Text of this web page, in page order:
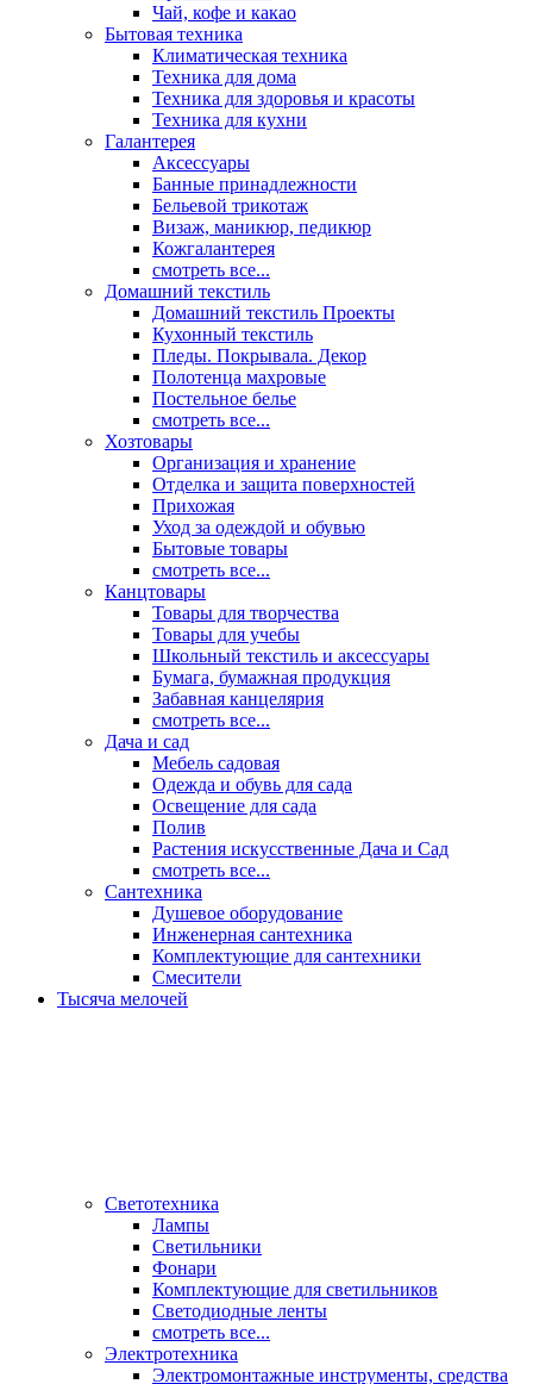
Чай, кофе и какао
Бытовая техника
Климатическая техника
Техника для дома
Техника для здоровья и красоты
Техника для кухни
Галантерея
Аксессуары
Банные принадлежности
Бельевой трикотаж
Визаж, маникюр, педикюр
Кожгалантерея
смотреть все...
Домашний текстиль
Домашний текстиль Проекты
Кухонный текстиль
Пледы. Покрывала. Декор
Полотенца махровые
Постельное белье
смотреть все...
Хозтовары
Организация и хранение
Отделка и защита поверхностей
Прихожая
Уход за одеждой и обувью
Бытовые товары
смотреть все...
Канцтовары
Товары для творчества
Товары для учебы
Школьный текстиль и аксессуары
Бумага, бумажная продукция
Забавная канцелярия
смотреть все...
Дача и сад
Мебель садовая
Одежда и обувь для сада
Освещение для сада
Полив
Растения искусственные Дача и Сад
смотреть все...
Сантехника
Душевое оборудование
Инженерная сантехника
Комплектующие для сантехники
Смесители
Тысяча мелочей
Светотехника
Лампы
Светильники
Фонари
Комплектующие для светильников
Светодиодные ленты
смотреть все...
Электротехника
Электромонтажные инструменты, средства